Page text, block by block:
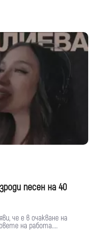
песен на 40
че е в очакване на
на работа....